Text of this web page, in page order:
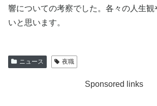
響についての考察でした。各々の人生観
いと思います。
ニュース 夜職
Sponsored links